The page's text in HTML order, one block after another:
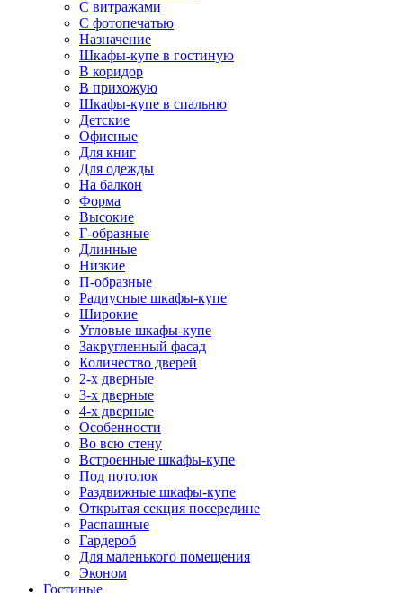
С витражами
С фотопечатью
Назначение
Шкафы-купе в гостиную
В коридор
В прихожую
Шкафы-купе в спальню
Детские
Офисные
Для книг
Для одежды
На балкон
Форма
Высокие
Г-образные
Длинные
Низкие
П-образные
Радиусные шкафы-купе
Широкие
Угловые шкафы-купе
Закругленный фасад
Количество дверей
2-х дверные
3-х дверные
4-х дверные
Особенности
Во всю стену
Встроенные шкафы-купе
Под потолок
Раздвижные шкафы-купе
Открытая секция посередине
Распашные
Гардероб
Для маленького помещения
Эконом
Гостиные